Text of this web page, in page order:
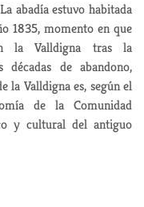
abadía estuvo habitada
1835, momento en que
la Valldigna tras la
décadas de abandono,
la Valldigna es, según el
de la Comunidad
y cultural del antiguo